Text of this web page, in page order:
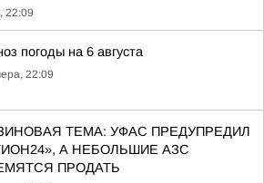
22:09
погоды на 6 августа
22:09
ТЕМА: УФАС ПРЕДУПРЕДИЛ
А НЕБОЛЬШИЕ АЗС
ПРОДАТЬ